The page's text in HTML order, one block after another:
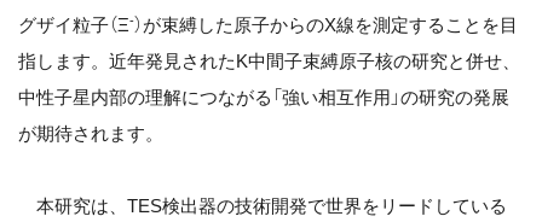
グザイ粒子（Ξ-）が束縛した原子からのX線を測定することを目
指します。近年発見されたK中間子束縛原子核の研究と併せ、
中性子星内部の理解につながる「強い相互作用」の研究の発展
が期待されます。
本研究は、TES検出器の技術開発で世界をリードしている